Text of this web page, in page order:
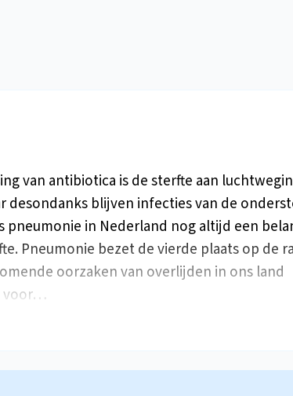
van antibiotica is de sterfte aan
desondanks blijven infecties van de
pneumonie in Nederland nog altijd een
Pneumonie bezet de vierde plaats op de
oorzaken van overlijden in ons land
voor…